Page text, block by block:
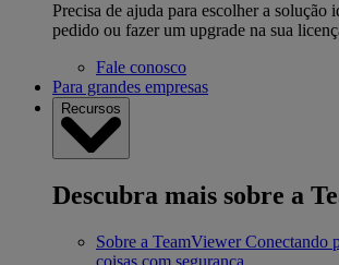
Precisa de ajuda para escolher a solução
pedido ou fazer um upgrade na sua
Fale conosco
Para grandes empresas
Recursos
Descubra mais sobre a
Sobre a TeamViewer Conectando